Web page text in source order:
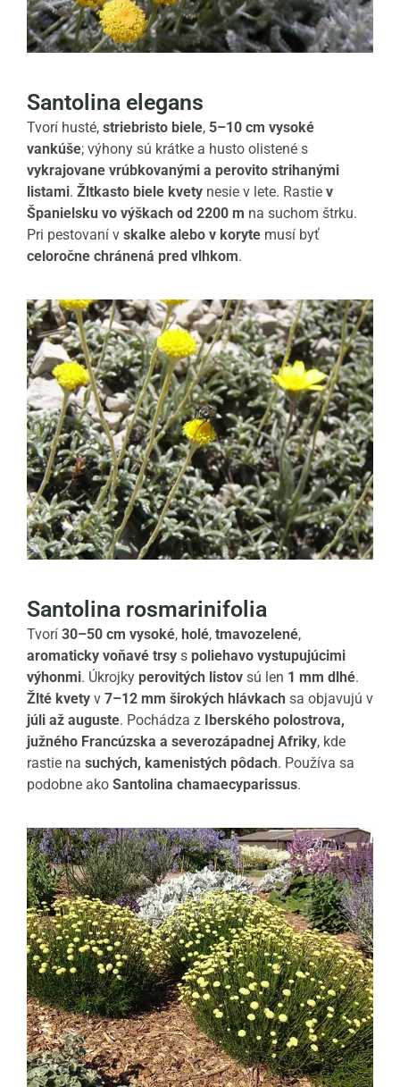
Santolina elegans
Tvorí husté, striebristo biele, 5–10 cm vysoké
vankúše; výhony sú krátke a husto olistené s
vykrajovane vrúbkovanými a perovito strihanými
listami. Žltkasto biele kvety nesie v lete. Rastie v
Španielsku vo výškach od 2200 m na suchom štrku.
Pri pestovaní v skalke alebo v koryte musí byť
celoročne chránená pred vlhkom.
Santolina rosmarinifolia
Tvorí 30–50 cm vysoké, holé, tmavozelené,
aromaticky voňavé trsy s poliehavo vystupujúcimi
výhonmi. Úkrojky perovitých listov sú len 1 mm dlhé.
Žlté kvety v 7–12 mm širokých hlávkach sa objavujú v
júli až auguste. Pochádza z Iberského polostrova,
južného Francúzska a severozápadnej Afriky, kde
rastie na suchých, kamenistých pôdach. Používa sa
podobne ako Santolina chamaecyparissus.